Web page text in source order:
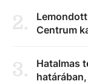
2.
Centrum
3.
Hatalmas